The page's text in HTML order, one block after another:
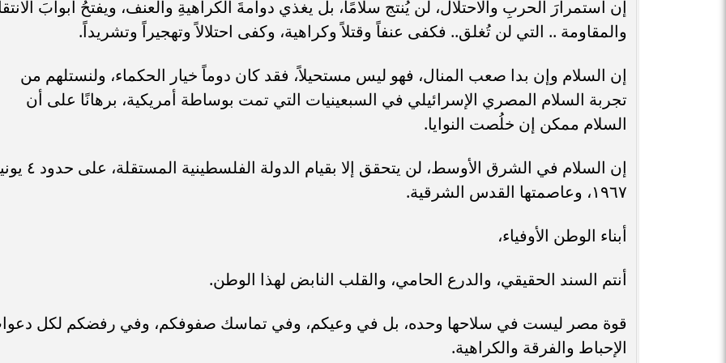
إن استمرارَ الحربِ والاحتلال، لن يُنتج سلامًا، بل يغذي دوامةَ الكراهيةِ والعنف، ويفتحُ أبوابَ
والمقاومة .. التي لن تُغلق.. فكفى عنفاً وقتلاً وكراهية، وكفى احتلالاً وتهجيراً وتشريداً.
إن السلام وإن بدا صعب المنال، فهو ليس مستحيلاً، فقد كان دوماً خيار الحكماء، ولنستلهم من
تجربة السلام المصري الإسرائيلي في السبعينيات التي تمت بوساطة أمريكية، برهانًا على أن
السلام ممكن إن خلُصت النوايا.
إن السلام في الشرق الأوسط، لن يتحقق إلا بقيام الدولة
١٩٦٧، وعاصمتها القدس الشرقية.
أبناء الوطن الأوفياء،
أنتم السند الحقيقي، والدرع الحامي، والقلب النابض لهذا الوطن.
قوة مصر ليست في سلاحها وحده، بل في وعيكم، وفي تماسك صفوفكم، وفي رفضكم لكل
الإحباط والفرقة والكراهية.